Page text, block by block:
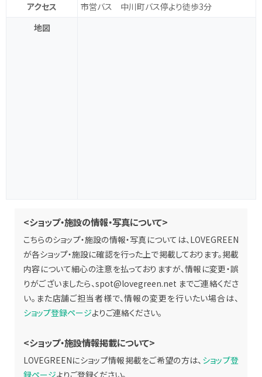
アクセス
市営バス 中川町バス停より徒歩3分
地図
<ショップ・施設の情報・写真について>
こちらのショップ・施設の情報・写真については、LOVEGREEN
が各ショップ・施設に確認を行った上で掲載しております。掲載
内容について細心の注意を払っておりますが、情報に変更・誤
りがございましたら、spot@lovegreen.net までご連絡くださ
い。また店舗ご担当者様で、情報の変更を行いたい場合は、
ショップ登録ページよりご連絡ください。
<ショップ・施設情報掲載について>
LOVEGREENにショップ情報掲載をご希望の方は、 ショップ登